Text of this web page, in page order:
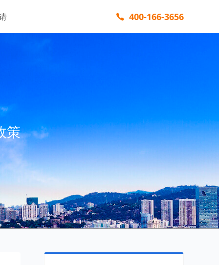
400-166-3656
策